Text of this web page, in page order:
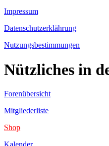
Impressum
Datenschutzerklährung
Nutzungsbestimmungen
Nützliches in
Forenübersicht
Mitgliederliste
Shop